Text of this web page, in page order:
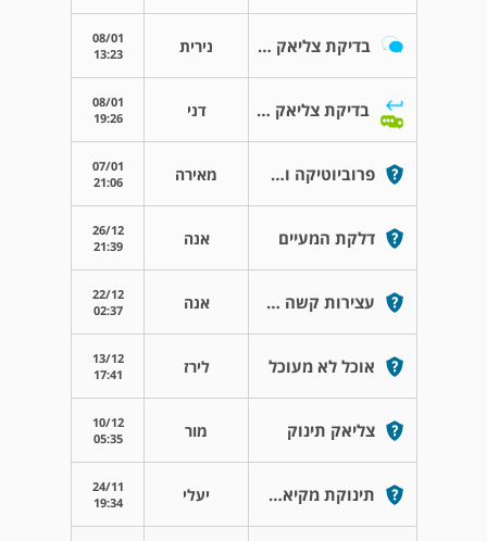
בדיקת צליאק והטפיל ג'יארדיה נירית
08/01
13:23
בדיקת צליאק והטפיל ג'יארדיה דני
08/01
19:26
פרוביוטיקה והשפעה על המשקל . מאירה
07/01
21:06
דלקת המעיים אנה
26/12
21:39
עצירות קשה אחרי חיסון רוטה אנה
22/12
02:37
אוכל לא מעוכל לירז
13/12
17:41
צליאק תינוק מור
10/12
05:35
תינוקת מקיאה הרבה יעלי
24/11
19:34